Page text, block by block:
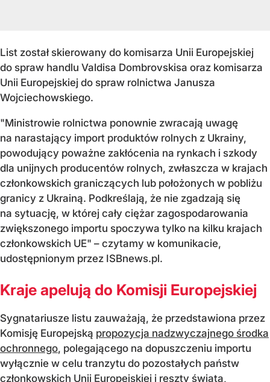
List został skierowany do komisarza Unii Europejskiej
do spraw handlu Valdisa Dombrovskisa oraz komisarza
Unii Europejskiej do spraw rolnictwa Janusza
Wojciechowskiego.
"Ministrowie rolnictwa ponownie zwracają uwagę
na narastający import produktów rolnych z Ukrainy,
powodujący poważne zakłócenia na rynkach i szkody
dla unijnych producentów rolnych, zwłaszcza w krajach
członkowskich graniczących lub położonych w pobliżu
granicy z Ukrainą. Podkreślają, że nie zgadzają się
na sytuację, w której cały ciężar zagospodarowania
zwiększonego importu spoczywa tylko na kilku krajach
członkowskich UE" – czytamy w komunikacie,
udostępnionym przez ISBnews.pl.
Kraje apelują do Komisji Europejskiej
Sygnatariusze listu zauważają, że przedstawiona przez
Komisję Europejską propozycja nadzwyczajnego środka
ochronnego, polegającego na dopuszczeniu importu
wyłącznie w celu tranzytu do pozostałych państw
członkowskich Unii Europejskiej i reszty świata,